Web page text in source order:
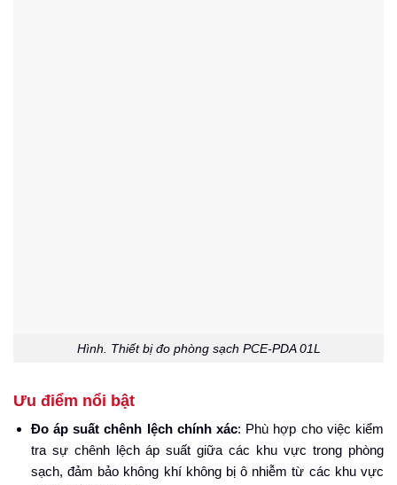
Hình. Thiết bị đo phòng sạch PCE-PDA 01L
Ưu điểm nổi bật
Đo áp suất chênh lệch chính xác: Phù hợp cho việc kiểm
tra sự chênh lệch áp suất giữa các khu vực trong phòng
sạch, đảm bảo không khí không bị ô nhiễm từ các khu vực